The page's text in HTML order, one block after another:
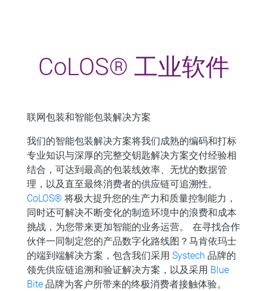
CoLOS® 工业软件
联网包装和智能包装解决方案
我们的智能包装解决方案将我们成熟的编码和打标
专业知识与深厚的完整交钥匙解决方案交付经验相
结合，可达到最高的包装线效率、无忧的数据管
理，以及直至最终消费者的供应链可追溯性。
CoLOS® 将极大提升您的生产力和质量控制能力，
同时还可解决不断变化的制造环境中的浪费和成本
挑战，为您带来更加智能的业务运营。 在寻找合作
伙伴一同制定您的产品数字化路线图？马肯依玛士
的端到端解决方案，包含我们采用 Systech 品牌的
领先供应链追溯和验证解决方案，以及采用 Blue
Bite 品牌为客户所带来的终极消费者接触体验。